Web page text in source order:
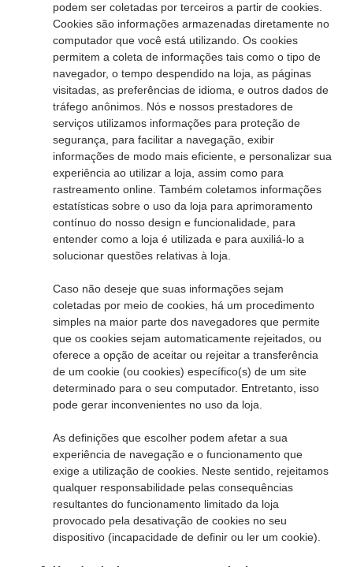
podem ser coletadas por terceiros a partir de cookies.
Cookies são informações armazenadas diretamente no
computador que você está utilizando. Os cookies
permitem a coleta de informações tais como o tipo de
navegador, o tempo despendido na loja, as páginas
visitadas, as preferências de idioma, e outros dados de
tráfego anônimos. Nós e nossos prestadores de
serviços utilizamos informações para proteção de
segurança, para facilitar a navegação, exibir
informações de modo mais eficiente, e personalizar sua
experiência ao utilizar a loja, assim como para
rastreamento online. Também coletamos informações
estatísticas sobre o uso da loja para aprimoramento
contínuo do nosso design e funcionalidade, para
entender como a loja é utilizada e para auxiliá-lo a
solucionar questões relativas à loja.
Caso não deseje que suas informações sejam
coletadas por meio de cookies, há um procedimento
simples na maior parte dos navegadores que permite
que os cookies sejam automaticamente rejeitados, ou
oferece a opção de aceitar ou rejeitar a transferência
de um cookie (ou cookies) específico(s) de um site
determinado para o seu computador. Entretanto, isso
pode gerar inconvenientes no uso da loja.
As definições que escolher podem afetar a sua
experiência de navegação e o funcionamento que
exige a utilização de cookies. Neste sentido, rejeitamos
qualquer responsabilidade pelas consequências
resultantes do funcionamento limitado da loja
provocado pela desativação de cookies no seu
dispositivo (incapacidade de definir ou ler um cookie).